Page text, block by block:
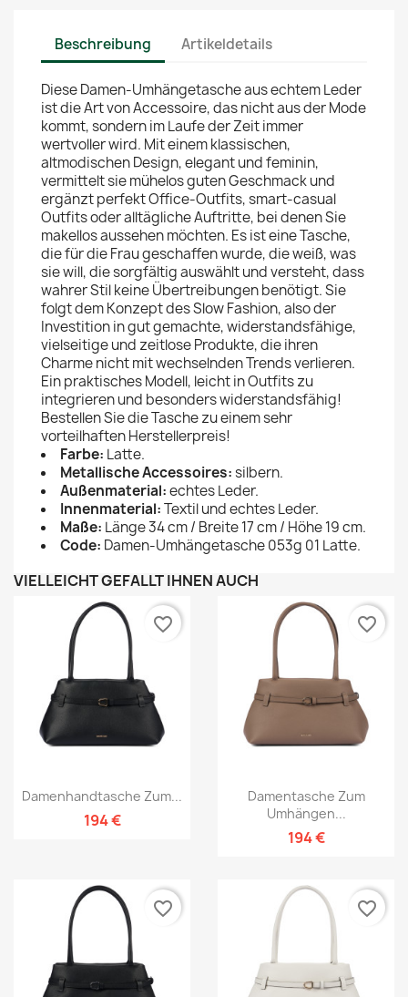
Beschreibung Artikeldetails
Diese Damen-Umhängetasche aus echtem Leder
ist die Art von Accessoire, das nicht aus der Mode
kommt, sondern im Laufe der Zeit immer
wertvoller wird. Mit einem klassischen,
altmodischen Design, elegant und feminin,
vermittelt sie mühelos guten Geschmack und
ergänzt perfekt Office-Outfits, smart-casual
Outfits oder alltägliche Auftritte, bei denen Sie
makellos aussehen möchten. Es ist eine Tasche,
die für die Frau geschaffen wurde, die weiß, was
sie will, die sorgfältig auswählt und versteht, dass
wahrer Stil keine Übertreibungen benötigt. Sie
folgt dem Konzept des Slow Fashion, also der
Investition in gut gemachte, widerstandsfähige,
vielseitige und zeitlose Produkte, die ihren
Charme nicht mit wechselnden Trends verlieren.
Ein praktisches Modell, leicht in Outfits zu
integrieren und besonders widerstandsfähig!
Bestellen Sie die Tasche zu einem sehr
vorteilhaften Herstellerpreis!
Farbe: Latte.
Metallische Accessoires:silbern.
Außenmaterial:echtes Leder.
Innenmaterial:Textil und echtes Leder.
Maße: Länge 34 cm / Breite 17 cm / Höhe 19 cm.
Code: Damen-Umhängetasche 053g 01 Latte.
VIELLEICHT GEFÄLLT IHNEN AUCH
Damenhandtasche Zum...
194 €
favorite_border
Damentasche Zum
Umhängen...
194 €
favorite_border
favorite_border favorite_border